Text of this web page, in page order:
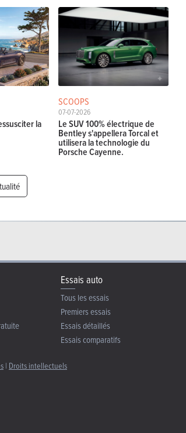
la
SCOOPS
07-07-2026
Le SUV 100% électrique de
Bentley s'appellera Torcal et
utilisera la technologie du
Porsche Cayenne.
Essais auto
Tous les essais
Premiers essais
Essais détaillés
Essais comparatifs
| Droits intellectuels